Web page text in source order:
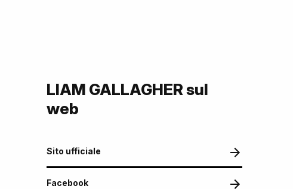
LIAM GALLAGHER sul
web
Sito ufficiale
Facebook